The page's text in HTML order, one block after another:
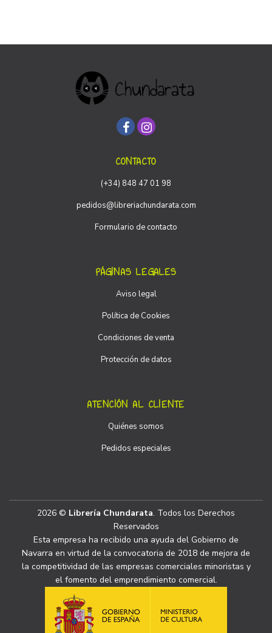
CONTACTO
(+34) 848 47 01 98
pedidos@libreriachundarata.com
Formulario de contacto
PÁGINAS LEGALES
Aviso legal
Política de Cookies
Condiciones de venta
Protección de datos
ATENCIÓN AL CLIENTE
Quiénes somos
Pedidos especiales
2026 © Librería Chundarata. Todos los Derechos
Reservados
Esta empresa ha recibido una ayuda del Gobierno de
Navarra en virtud de la convocatoria de 2018 de mejora de
la competitividad de las empresas comerciales minoristas y
el fomento del emprendimiento comercial.